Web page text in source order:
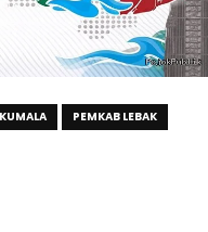
KUMALA PEMKAB LEBAK